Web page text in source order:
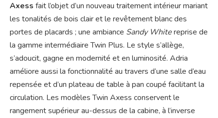
Axess fait l’objet d’un nouveau traitement intérieur mariant
les tonalités de bois clair et le revêtement blanc des
portes de placards ; une ambiance Sandy Whitereprise de
la gamme intermédiaire Twin Plus. Le style s’allège,
s’adoucit, gagne en modernité et en luminosité. Adria
améliore aussi la fonctionnalité au travers d’une salle d’eau
repensée et d’un plateau de table à pan coupé facilitant la
circulation. Les modèles Twin Axess conservent le
rangement supérieur au-dessus de la cabine, à l’inverse